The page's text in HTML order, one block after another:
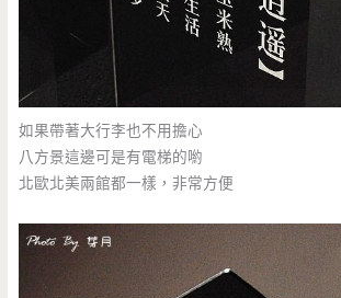
如果帶著大行李也不用擔心
八方景這邊可是有電梯的喲
北歐北美兩館都一樣，非常方便